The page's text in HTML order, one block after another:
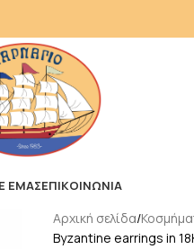
ΕΜΑΣΕΠΙΚΟΙΝΩΝΙΑ
Αρχική σελίδα
Byzantine earrings in